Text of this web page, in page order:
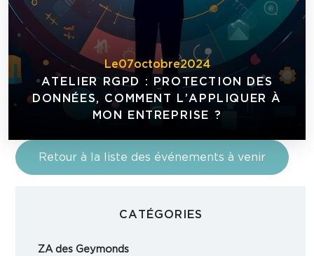
Le07octobre2024
ATELIER RGPD : PROTECTION DES
DONNÉES, COMMENT L’APPLIQUER À
MON ENTREPRISE ?
Retour à la liste des événements à venir
CATÉGORIES
ZA des Geymonds